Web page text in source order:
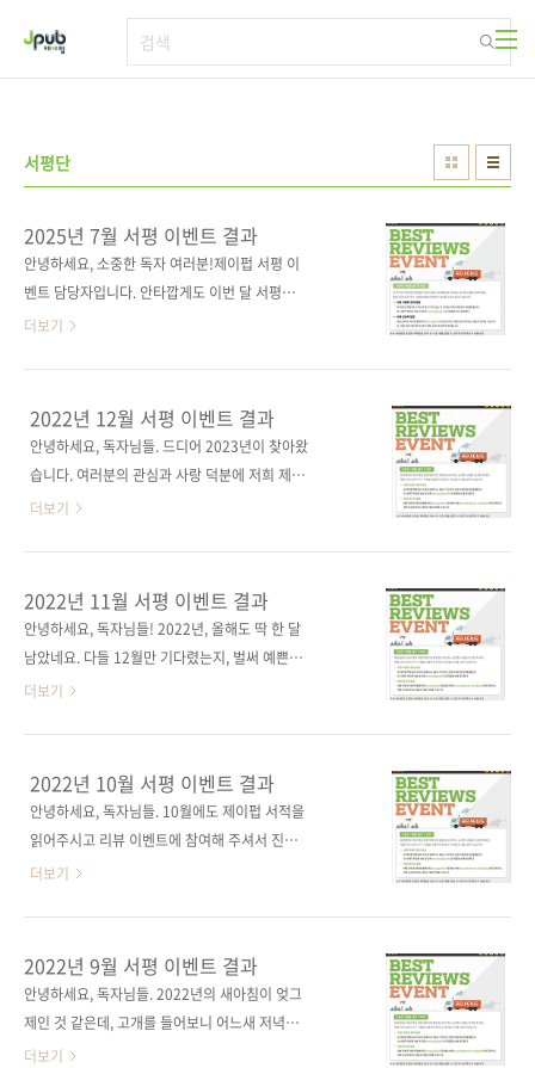
서평단
2025년 7월 서평 이벤트 결과
안녕하세요, 소중한 독자 여러분!제이펍 서평 이
벤트 담당자입니다. 안타깝게도 이번 달 서평단
응모자가 없었습니다. 😢그래서 7월 선정 발표
니다.참여 인원이 적으면 당첨 확률은 그만큼 쑥
쑥 올라간다는 사실, 알고 계셨나요? 8월에는 딥
러닝, 에이전틱 AI 등의 AI 분야 도서 그리고 AI
다리고 있습니다. 서평단 선정 소식은 매월 첫째
주에 전해드리니,꼭 많은 관심과 응모 부탁드립
다.📚
더보기
2022년 12월 서평 이벤트 결과
안녕하세요, 독자님들. 드디어 2023년이 찾아왔
습니다. 여러분의 관심과 사랑 덕분에 저희 제이
펍 식구들이 너무 행복한 한 해를 보낼 수 있었답
으로 더욱 노력하겠습니다! 지난 12월에도 제이
펍 서적을 읽어주시고 리뷰 이벤트에 참여해주
셔서 진심으로 감사드립니다. 그럼 12월 당첨자
니다! - 이O은 님 라라벨 실전 웹 애플리케이션
개발 서평 - spaciall 님 유니티로 배우는 게임
일잘러의 보고서 작성법 서평 당첨되신 분들 모
두 축하드립니다. 제이펍 서평 이벤트 담당자 드
림
더보기
2022년 11월 서평 이벤트 결과
안녕하세요, 독자님들! 2022년, 올해도 딱 한 달
남았네요. 다들 12월만 기다렸는지, 벌써 예쁜
소품으로 치장한 트리가 거리를 꾸미고 형형색
말을 제 속도대로 맞은 저만 바보가 된 느낌입니
다. 제이펍 독자님들은 올 한 해 동안 채우지 못
한 행복을 채울 수 있는 12월이 되길 바라는 마
니다. 11월에도 제이펍 서적을 읽어주시고 리뷰
이벤트에 참여해주셔서 진심으로 감사드립니다.
현, 서O선 님입니다! - 차O운 님 웹 디자인, 이렇
게 하면 되나요? 서평 - 김O현 님 일잘러의 엑셀
데이터 분석 서평 - 서O선 님 디..
더보기
2022년 10월 서평 이벤트 결과
안녕하세요, 독자님들. 10월에도 제이펍 서적을
읽어주시고 리뷰 이벤트에 참여해 주셔서 진심
으로 감사드립니다. 10월 당첨자는 강O봉 님입
더보기
2022년 9월 서평 이벤트 결과
안녕하세요, 독자님들. 2022년의 새아침이 엊그
제인 것 같은데, 고개를 들어보니 어느새 저녁에
다다랐네요. 벌써 이맘때가 되면 한 해를 허망하
더보기